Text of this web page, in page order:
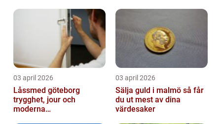
03 april 2026
Låssmed göteborg
trygghet, jour och
moderna
03 april 2026
Sälja guld i malmö så får
du ut mest av dina
värdesaker